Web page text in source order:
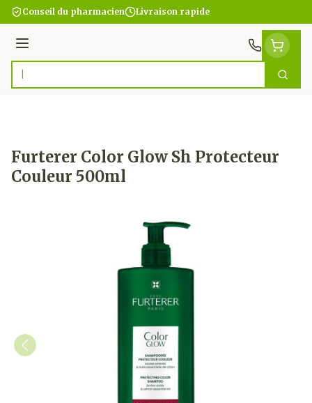
Aller au contenu
Conseil du pharmacien Livraison rapide
Menu
Rechercher
Furterer Color Glow Sh Protecteur
Couleur 500ml